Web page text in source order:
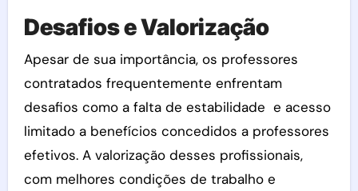
Desafios e Valorização
Apesar de sua importância, os professores
contratados frequentemente enfrentam
desafios como a falta de estabilidade e acesso
limitado a benefícios concedidos a professores
efetivos. A valorização desses profissionais,
com melhores condições de trabalho e